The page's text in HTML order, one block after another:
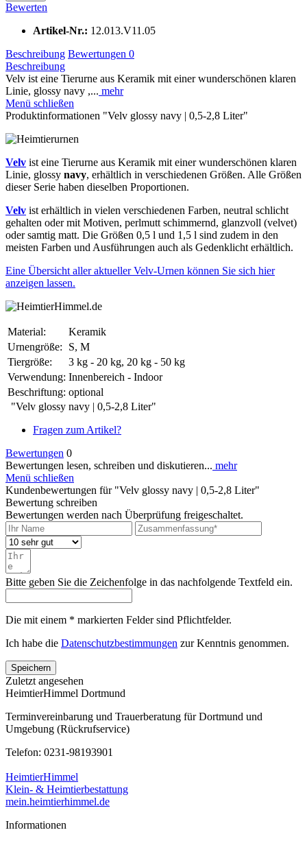
Bewerten
Artikel-Nr.: 12.013.V11.05
Beschreibung Bewertungen 0
Beschreibung
Velv ist eine Tierurne aus Keramik mit einer wunderschönen klaren
Linie, glossy navy ,... mehr
Menü schließen
Produktinformationen "Velv glossy navy | 0,5-2,8 Liter"
Velv ist eine Tierurne aus Keramik mit einer wunderschönen klaren
Linie, glossy navy, erhältlich in verschiedenen Größen. Alle Größen
dieser Serie haben dieselben Proportionen.
Velv ist erhältlich in vielen verschiedenen Farben, neutral schlicht
gehalten oder mit Motiven, perlmutt schimmernd, glanzvoll (velvet)
oder samtig matt. Die Größen 0,5 l und 1,5 l sind zudem in den
meisten Farben und Ausführungen auch als Gedenklicht erhältlich.
Eine Übersicht aller aktueller Velv-Urnen können Sie sich hier
anzeigen lassen.
Material:
Keramik
Urnengröße:
S, M
Tiergröße:
3 kg - 20 kg, 20 kg - 50 kg
Verwendung: Innenbereich - Indoor
Beschriftung: optional
"Velv glossy navy | 0,5-2,8 Liter"
Fragen zum Artikel?
Bewertungen 0
Bewertungen lesen, schreiben und diskutieren... mehr
Menü schließen
Kundenbewertungen für "Velv glossy navy | 0,5-2,8 Liter"
Bewertung schreiben
Bewertungen werden nach Überprüfung freigeschaltet.
Bitte geben Sie die Zeichenfolge in das nachfolgende Textfeld ein.
Die mit einem * markierten Felder sind Pflichtfelder.
Ich habe die Datenschutzbestimmungen zur Kenntnis genommen.
Speichern
Zuletzt angesehen
HeimtierHimmel Dortmund
Terminvereinbarung und Trauerberatung für Dortmund und
Umgebung (Rückrufservice)
Telefon: 0231-98193901
HeimtierHimmel
Klein- & Heimtierbestattung
mein.heimtierhimmel.de
Informationen